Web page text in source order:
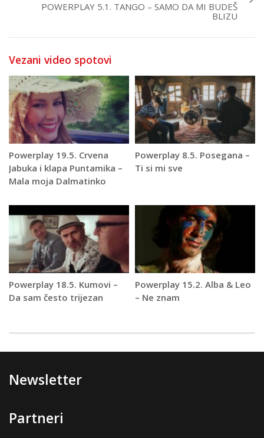
POWERPLAY 5.1. TANGO – SAMO DA MI BUDEŠ
BLIZU
Vezani video spotovi
Powerplay 19.5. Crvena
Jabuka i klapa Puntamika –
Mala moja Dalmatinko
Powerplay 8.5. Posegana –
Ti si mi sve
Powerplay 18.5. Kumovi –
Da sam često trijezan
Powerplay 15.2. Alba & Leo
– Ne znam
Newsletter
Partneri